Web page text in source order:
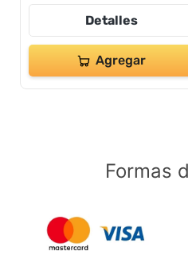
Detalles
Agregar
Formas